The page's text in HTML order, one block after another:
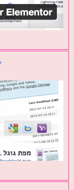
יצירת